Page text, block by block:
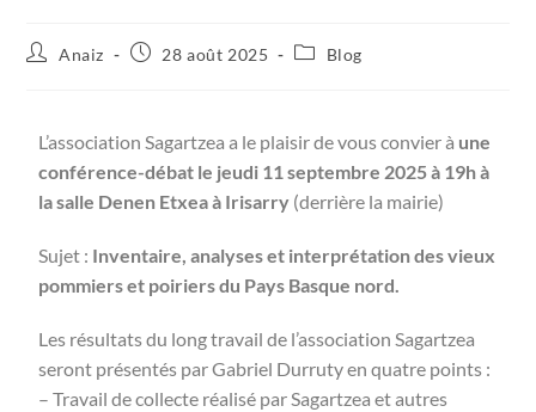
Anaiz 28 août 2025 Blog
L’association Sagartzea a le plaisir de vous convier à une
conférence-débat le jeudi 11 septembre 2025 à 19h à
la salle Denen Etxea à Irisarry (derrière la mairie)
Sujet : Inventaire, analyses et interprétation des vieux
pommiers et poiriers du Pays Basque nord.
Les résultats du long travail de l’association Sagartzea
seront présentés par Gabriel Durruty en quatre points :
– Travail de collecte réalisé par Sagartzea et autres